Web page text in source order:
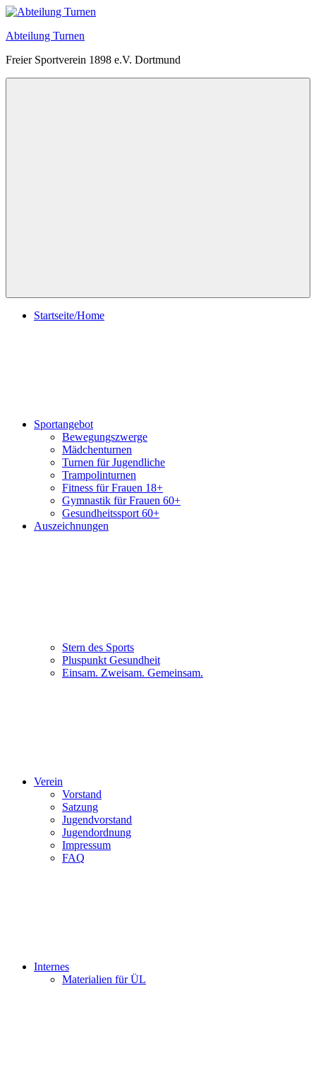
Zum
springen
Abteilung Turnen
Freier Sportverein 1898 e.V. Dortmund
Startseite/Home
Sportangebot
Bewegungszwerge
Mädchenturnen
Turnen für Jugendliche
Trampolinturnen
Fitness für Frauen 18+
Gymnastik für Frauen 60+
Gesundheitssport 60+
Auszeichnungen
Stern des Sports
Pluspunkt Gesundheit
Einsam. Zweisam. Gemeinsam.
Verein
Vorstand
Satzung
Jugendvorstand
Jugendordnung
Impressum
FAQ
Internes
Materialien für ÜL